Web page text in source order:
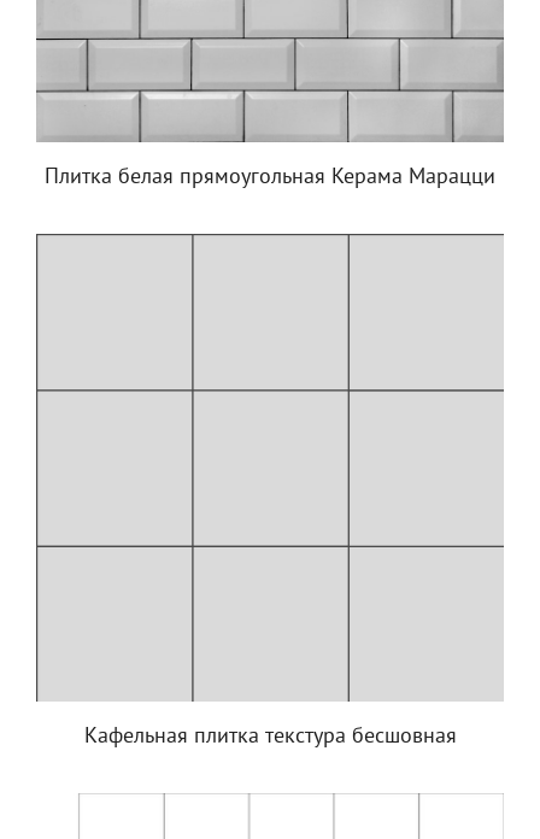
Плитка белая прямоугольная Керама Марацци
Кафельная плитка текстура бесшовная